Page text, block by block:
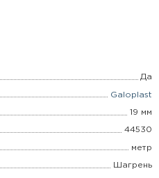
Да
Galoplast
19 мм
44530
метр
Шагрень